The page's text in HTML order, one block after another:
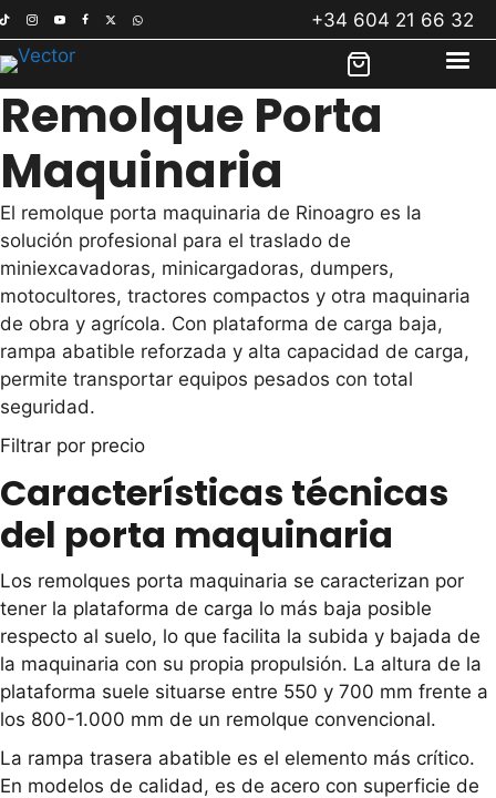
Saltar
al
contenido
+34 604 21 66 32
Remolque Porta
Maquinaria
El remolque porta maquinaria de Rinoagro es la
solución profesional para el traslado de
miniexcavadoras, minicargadoras, dumpers,
motocultores, tractores compactos y otra maquinaria
de obra y agrícola. Con plataforma de carga baja,
rampa abatible reforzada y alta capacidad de carga,
permite transportar equipos pesados con total
seguridad.
Filtrar por precio
Características técnicas
del porta maquinaria
Los remolques porta maquinaria se caracterizan por
tener la plataforma de carga lo más baja posible
respecto al suelo, lo que facilita la subida y bajada de
la maquinaria con su propia propulsión. La altura de la
plataforma suele situarse entre 550 y 700 mm frente a
los 800-1.000 mm de un remolque convencional.
La rampa trasera abatible es el elemento más crítico.
En modelos de calidad, es de acero con superficie de